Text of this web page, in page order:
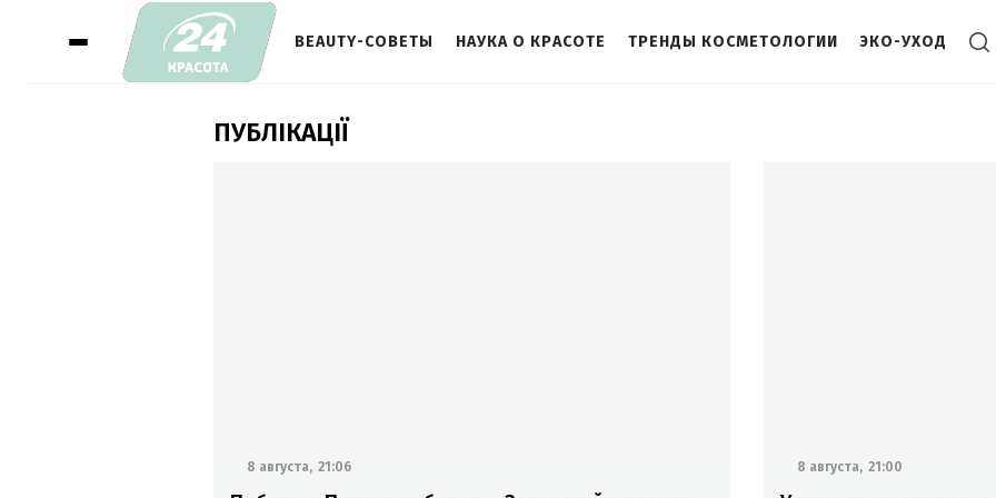
BEAUTY-СОВЕТЫ НАУКА О КРАСОТЕ ТРЕНДЫ КОСМЕТОЛОГИИ ЭКО-УХОД
ПУБЛІКАЦІЇ
8 августа, 21:06 8 августа, 21:00